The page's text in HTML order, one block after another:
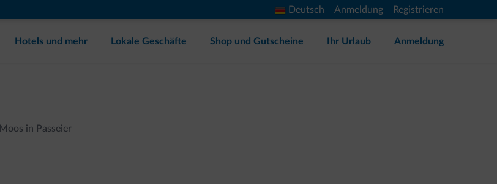
Deutsch Anmeldung Registrieren
Hotels und mehr Lokale Geschäfte Shop und Gutscheine Ihr Urlaub Anmeldung
Moos in Passeier